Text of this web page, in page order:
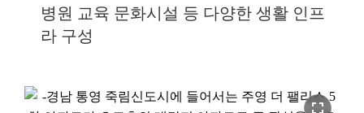
병원 교육 문화시설 등 다양한 생활 인프
라 구성
fullscreen